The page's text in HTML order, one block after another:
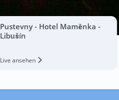
Pustevny - Hotel Maměnka -
Libušín
Live ansehen